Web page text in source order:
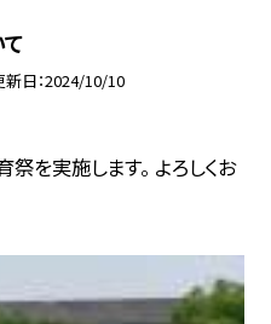
新日 2024/10/10
祭を実施します。 よろしくお